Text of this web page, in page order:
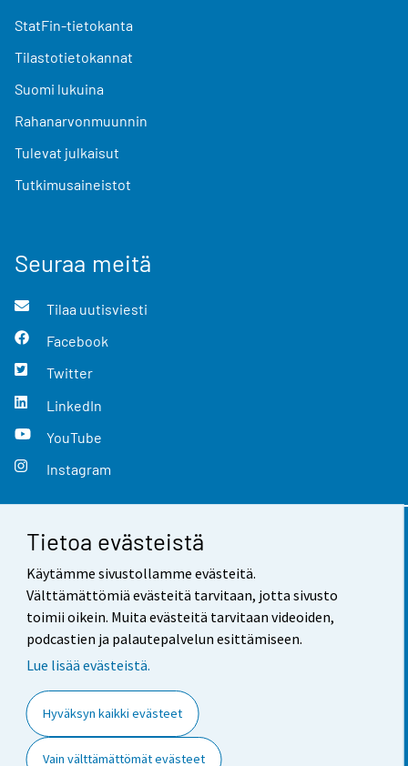
Tietoa evästeistä
Käytämme sivustollamme evästeitä.
Välttämättömiä evästeitä tarvitaan, jotta sivusto
toimii oikein. Muita evästeitä tarvitaan videoiden,
podcastien ja palautepalvelun esittämiseen.
Lue lisää evästeistä.
Hyväksyn kaikki evästeet
Vain välttämättömät evästeet
StatFin-tietokanta
Tilastotietokannat
Suomi lukuina
Rahanarvonmuunnin
Tulevat julkaisut
Tutkimusaineistot
Seuraa meitä
Tilaa uutisviesti
Facebook
Twitter
LinkedIn
YouTube
Instagram
Yhteystiedot
Palaute
Käyttöehdot
Saavutettavuus
Tietoa sivustosta